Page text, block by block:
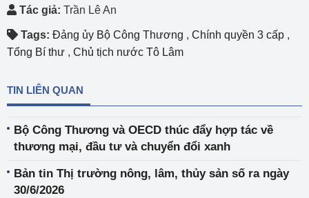
Tác giả: Trần Lê An
Tags: Đảng ủy Bộ Công Thương , Chính quyền 3 cấp ,
Tổng Bí thư , Chủ tịch nước Tô Lâm
TIN LIÊN QUAN
Bộ Công Thương và OECD thúc đẩy hợp tác về
thương mại, đầu tư và chuyển đổi xanh
Bản tin Thị trường nông, lâm, thủy sản số ra ngày
30/6/2026